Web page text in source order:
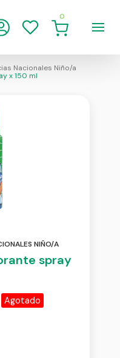
0
Nacionales Niño/a
x 150 ml
NIÑO/A
spray
Agotado